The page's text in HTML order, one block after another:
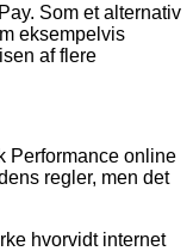
Som et alternativ
eksempelvis
af flere
Performance online
regler, men det
hvorvidt internet